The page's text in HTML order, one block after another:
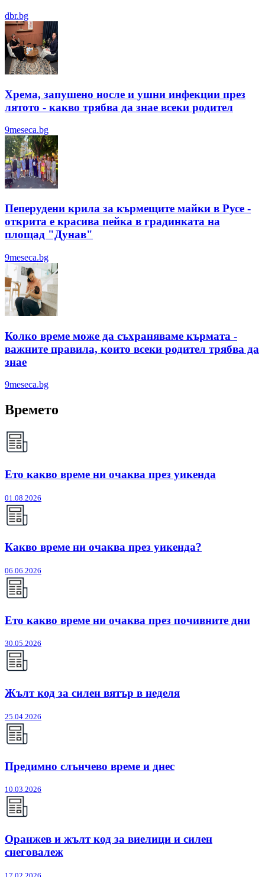
dbr.bg
Хрема, запушено носле и ушни инфекции през
лятотo - какво трябва да знае всеки родител
9meseca.bg
Пеперудени крила за кърмещите майки в Русе -
открита е красива пейка в градинката на
площад "Дунав"
9meseca.bg
Колко време може да съхраняваме кърмата -
важните правила, които всеки родител трябва да
знае
9meseca.bg
Времето
Ето какво време ни очаква през уикенда
01.08.2026
Какво време ни очаква през уикенда?
06.06.2026
Ето какво време ни очаква през почивните дни
30.05.2026
Жълт код за силен вятър в неделя
25.04.2026
Предимно слънчево време и днес
10.03.2026
Оранжев и жълт код за виелици и силен
снеговалеж